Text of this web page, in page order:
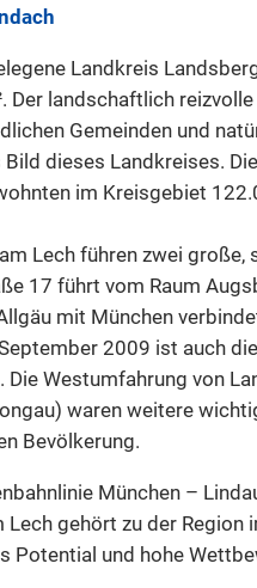
Landkreis
Der landschaftlich
Gemeinden und
dieses Landkreises.
im Kreisgebiet
Lech führen zwei
17 führt vom Raum
mit München
2009 ist auch
Westumfahrung von
waren weitere
Bevölkerung.
München –
Lech gehört zu der
Potential und hohe